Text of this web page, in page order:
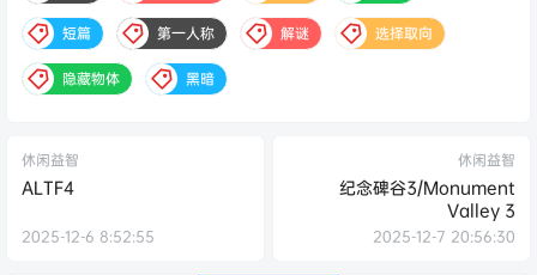
短篇 第一人称 解谜 选择取向
隐藏物体 黑暗
休闲益智
ALTF4
2025-12-6 8:52:55
休闲益智
纪念碑谷3/Monument
Valley 3
2025-12-7 20:56:30